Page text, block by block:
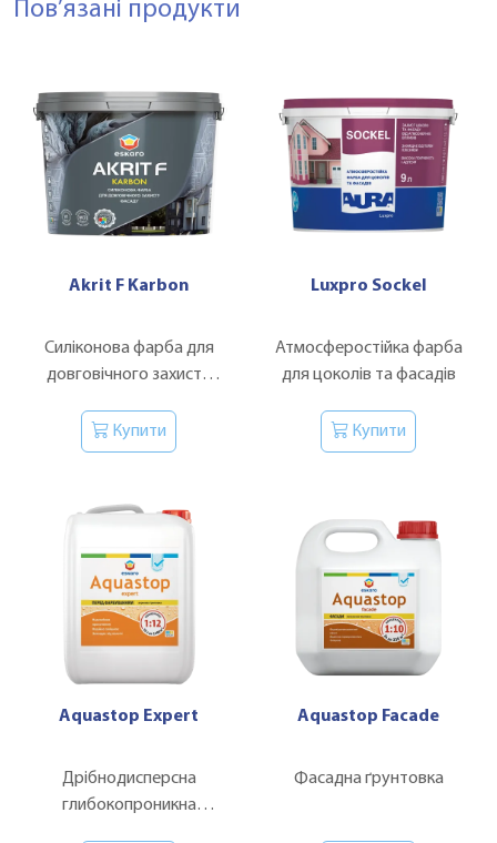
Пов’язані продукти
Akrit F Karbon
Силіконова фарба для
довговічного захисту
Купити
Luxpro Sockel
Атмосферостійка фарба
для цоколів та фасадів
Купити
Aquastop Expert
Дрібнодисперсна
глибокопроникна
Aquastop Facade
Фасадна ґрунтовка